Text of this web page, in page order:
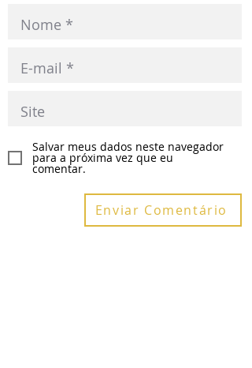
Salvar meus dados neste navegador
para a próxima vez que eu
comentar.
Enviar Comentário